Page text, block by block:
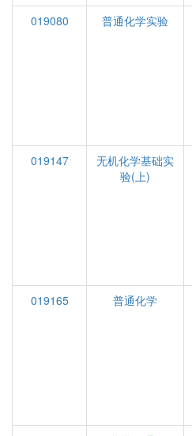
019080
普通化学实验
019147
无机化学基础实
验(上)
019165
普通化学